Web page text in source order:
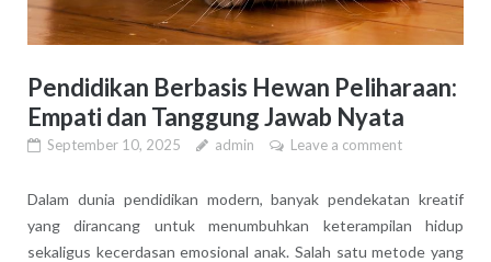
Pendidikan Berbasis Hewan Peliharaan:
Empati dan Tanggung Jawab Nyata
September 10, 2025 admin Leave a comment
Dalam dunia pendidikan modern, banyak pendekatan kreatif
yang dirancang untuk menumbuhkan keterampilan hidup
sekaligus kecerdasan emosional anak. Salah satu metode yang